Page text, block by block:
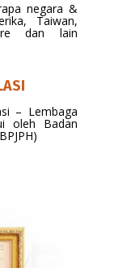
negara &
Taiwan,
dan lain
– Lembaga
oleh Badan